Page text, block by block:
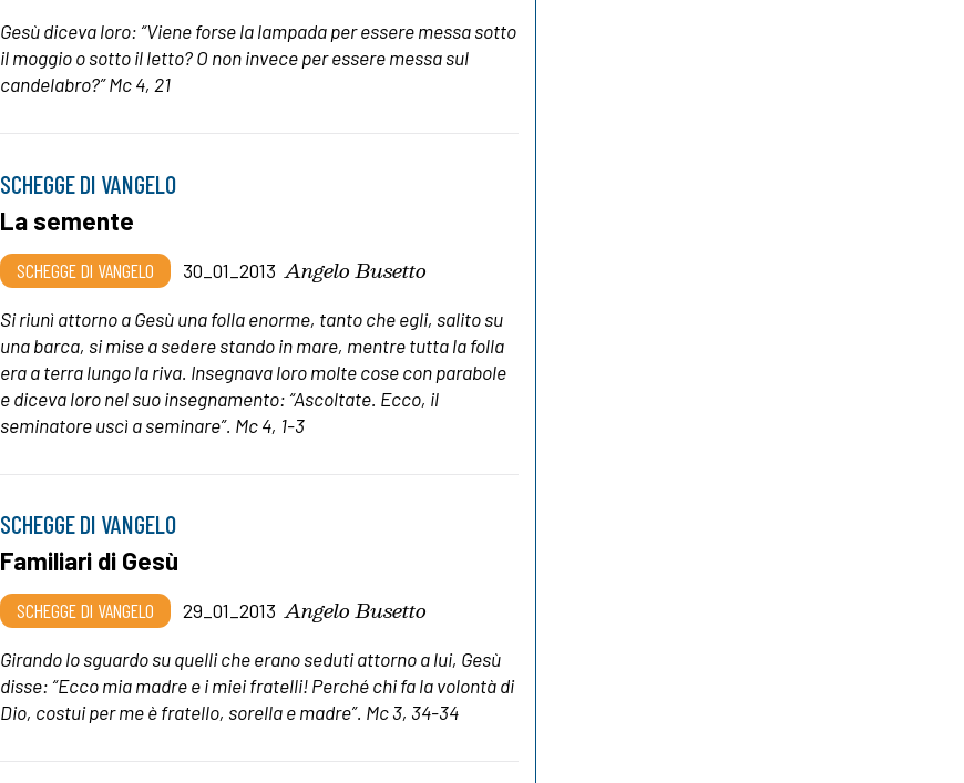
Gesù diceva loro: “Viene forse la lampada per essere messa sotto
il moggio o sotto il letto? O non invece per essere messa sul
candelabro?” Mc 4, 21
SCHEGGE DI VANGELO
La semente
SCHEGGE DI VANGELO 30_01_2013 Angelo Busetto
Si riunì attorno a Gesù una folla enorme, tanto che egli, salito su
una barca, si mise a sedere stando in mare, mentre tutta la folla
era a terra lungo la riva. Insegnava loro molte cose con parabole
e diceva loro nel suo insegnamento: “Ascoltate. Ecco, il
seminatore uscì a seminare”. Mc 4, 1-3
SCHEGGE DI VANGELO
Familiari di Gesù
SCHEGGE DI VANGELO 29_01_2013 Angelo Busetto
Girando lo sguardo su quelli che erano seduti attorno a lui, Gesù
disse: “Ecco mia madre e i miei fratelli! Perché chi fa la volontà di
Dio, costui per me è fratello, sorella e madre”. Mc 3, 34-34